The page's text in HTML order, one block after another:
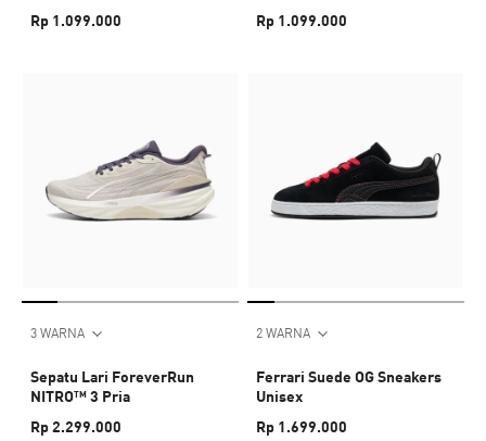
Rp 1.099.000
Rp 1.099.000
3 WARNA
Sepatu Lari ForeverRun
NITRO™ 3 Pria
Rp 2.299.000
2 WARNA
Ferrari Suede OG Sneakers
Unisex
Rp 1.699.000